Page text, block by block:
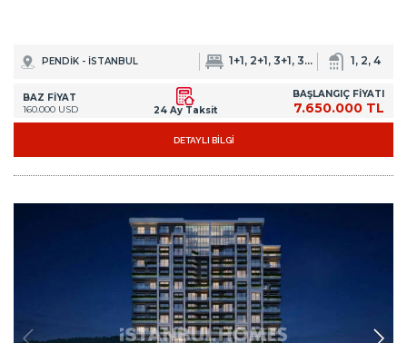
PENDİK - İSTANBUL 1+1, 2+1, 3+1, 3+2, 5+2 1, 2, 4
BAZ FİYAT
160.000 USD
24 Ay Taksit
BAŞLANGIÇ FİYATI
7.650.000 TL
DETAYLI BİLGİ